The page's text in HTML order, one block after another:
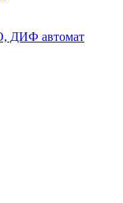
ДИФ автомат